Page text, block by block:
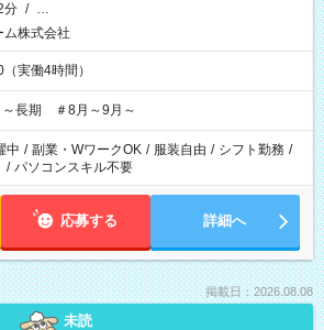
分 / …
ム株式会社
実働4時間）
～長期 ＃8月～9月～
中 / 副業・WワークOK / 服装自由 / シフト勤務 /
/ パソコンスキル不要
応募する 詳細へ
掲載日：2026.08.08
未読